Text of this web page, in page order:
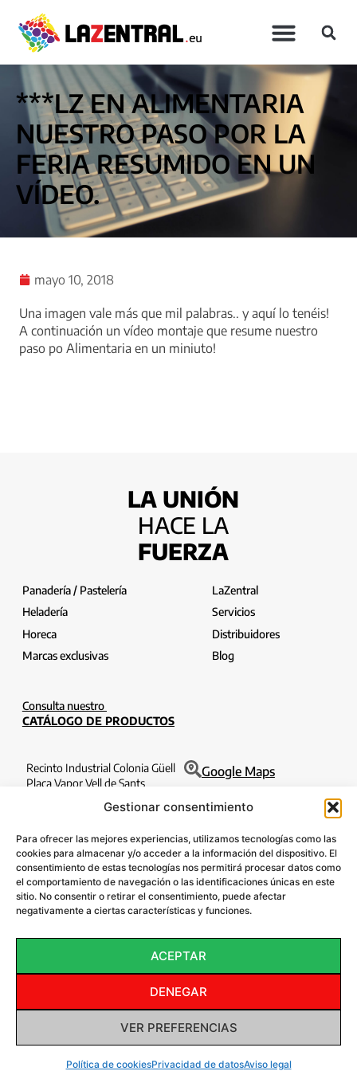
Gestionar consentimiento
Para ofrecer las mejores experiencias, utilizamos tecnologías como las
cookies para almacenar y/o acceder a la información del dispositivo. El
consentimiento de estas tecnologías nos permitirá procesar datos como
el comportamiento de navegación o las identificaciones únicas en este
sitio. No consentir o retirar el consentimiento, puede afectar
negativamente a ciertas características y funciones.
ACEPTAR
DENEGAR
VER PREFERENCIAS
Política de cookiesPrivacidad de datosAviso legal
***LZ EN ALIMENTARIA
NUESTRO PASO POR LA
FERIA RESUMIDO EN UN
VÍDEO.
mayo 10, 2018
Una imagen vale más que mil palabras.. y aquí lo tenéis!
A continuación un vídeo montaje que resume nuestro
paso po Alimentaria en un miniuto!
LA UNIÓN
HACE LA
FUERZA
Panadería / Pastelería
Heladería
Horeca
Marcas exclusivas
LaZentral
Servicios
Distribuidores
Blog
Consulta nuestro
CATÁLOGO DE PRODUCTOS
Recinto Industrial Colonia Güell
Plaça Vapor Vell de Sants
Barcelona
T. 932 630 184
info@lazentral.eu
Google Maps
SÍGUENOS:
© 2024 LAZENTRAL.eu. Todos los derechos reservados. Diseño: